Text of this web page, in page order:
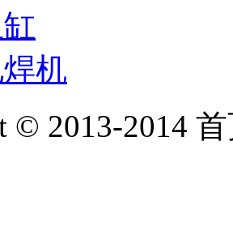
机
© 2013-2014